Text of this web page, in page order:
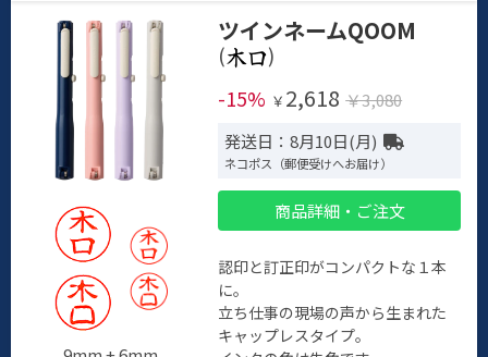
ツインネームQOOM
(
)
-15% ￥ 2,618 ￥3,080
発送日：8月10日(月)
ネコポス（郵便受けへお届け）
商品詳細・ご注文
認印と訂正印がコンパクトな１本
に。
立ち仕事の現場の声から生まれた
キャップレスタイプ。